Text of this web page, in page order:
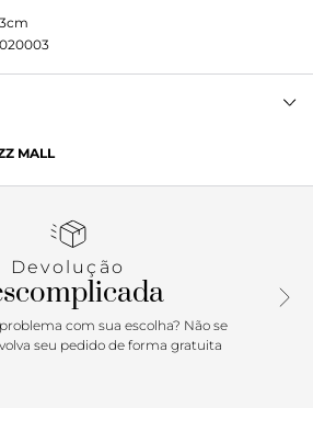
com o toque glam da aplicação de
e em seu solado, sem falar na
e super estilosa para usar o ano
MALL
Devolução
com sua escolha? Não se
seu pedido de forma gratuita